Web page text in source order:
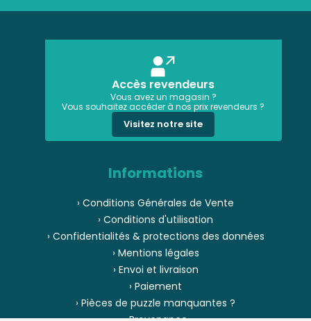
Accès revendeurs
Vous avez un magasin ?
Vous souhaitez accéder à nos prix revendeurs ?
Visitez notre site
Informations
› Conditions Générales de Vente
› Conditions d'utilisation
› Confidentialités & protections des données
› Mentions légales
› Envoi et livraison
› Paiement
› Pièces de puzzle manquantes ?